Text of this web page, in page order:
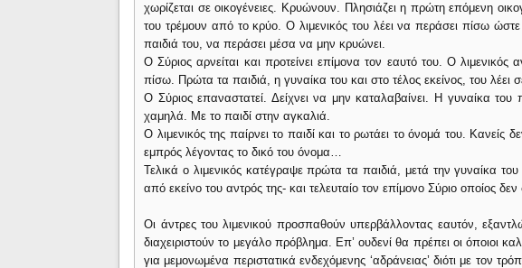
χωρίζεται σε οικογένειες. Κρυώνουν. Πλησιάζει η πρώτη επόμενη
του τρέμουν από το κρύο. Ο λιμενικός του λέει να περάσει πίσω
παιδιά του, να περάσει μέσα να μην κρυώνει.
Ο Σύριος αρνείται και προτείνει επίμονα τον εαυτό του. Ο
πίσω. Πρώτα τα παιδιά, η γυναίκα του και στο τέλος εκείνος, του λέει
Ο Σύριος επαναστατεί. Δείχνει να μην καταλαβαίνει. Η γυναίκα
χαμηλά. Με το παιδί στην αγκαλιά.
Ο λιμενικός της παίρνει το παιδί και το ρωτάει το όνομά του. Κανείς
εμπρός λέγοντας το δικό του όνομα…
Τελικά ο λιμενικός κατέγραψε πρώτα τα παιδιά, μετά την γυναίκα
από εκείνο του αντρός της- και τελευταίο τον επίμονο Σύριο οποίος
Οι άντρες του λιμενικού προσπαθούν υπερβάλλοντας εαυτόν,
διαχειριστούν το μεγάλο πρόβλημα. Επ’ ουδενί θα πρέπει οι όποιοι
για μεμονωμένα περιστατικά ενδεχόμενης ‘αδράνειας’ διότι με τον